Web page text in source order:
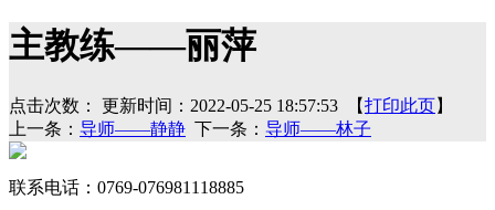
主教练——丽萍
点击次数： 更新时间：2022-05-25 18:57:53 【打印此页】
上一条： 导师——静静 下一条： 导师——林子
联系电话：0769-076981118885